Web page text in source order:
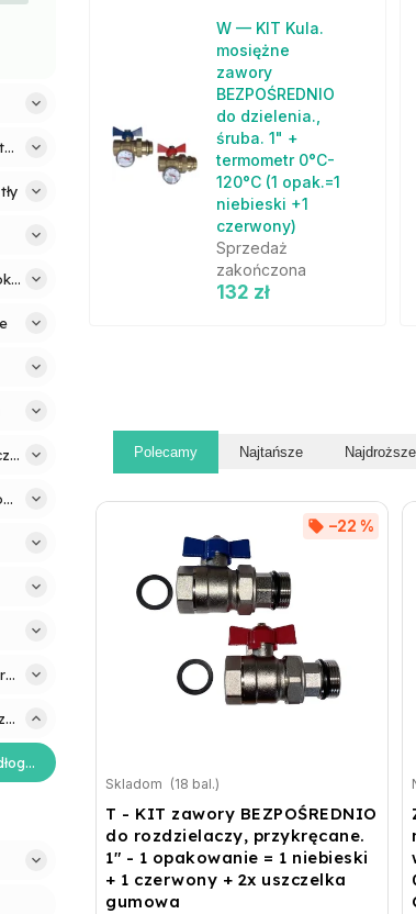
Elektryczne kotły i konwektory
Termostaty i regulatory pokojowe
Zestawy i kolektory słoneczne
Pompy do ogrzewania i wody
Ogrzewanie HEPWORTH profesjonalnie i prosto
Rozdzielacze ze stali nierdzewnej
rozdzielacze do ogrzewania podłogowego
W — KIT Kula.
mosiężne
zawory
BEZPOŚREDNIO
do dzielenia.,
śruba. 1" +
termometr 0°C-
120°C (1 opak.=1
niebieski +1
czerwony)
Sprzedaż
zakończona
132 zł
Polecamy Najtańsze Najdroższe
T - KIT zawory BEZPOŚREDNIO
do rozdzielaczy, przykręcane.
1" - 1 opakowanie = 1 niebieski
+ 1 czerwony + 2x uszczelka
gumowa
–22 %
Skladom (18 bal.)